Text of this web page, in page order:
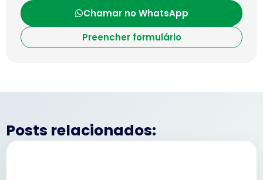
Chamar no WhatsApp
Preencher formulário
Posts relacionados: